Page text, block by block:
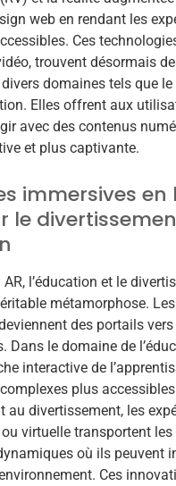
web en rendant les
Ces
trouvent désormais
domaines tels que le
Elles offrent aux
avec des contenus
et plus captivante.
immersives en
le
l’éducation et le
métamorphose.
des portails vers
Dans le domaine de
interactive de
plus
au divertissement, les
virtuelle transportent
où ils peuvent
Ces